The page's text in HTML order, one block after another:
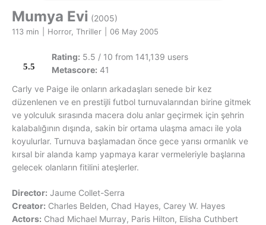
Mumya Evi (2005)
113 min Horror, Thriller 06 May 2005
5.5
Rating: 5.5 / 10 from 141,139 users
Metascore: 41
Carly ve Paige ile onların arkadaşları senede bir kez
düzenlenen ve en prestijli futbol turnuvalarından birine gitmek
ve yolculuk sırasında macera dolu anlar geçirmek için şehrin
kalabalığının dışında, sakin bir ortama ulaşma amacı ile yola
koyulurlar. Turnuva başlamadan önce gece yarısı ormanlık ve
kırsal bir alanda kamp yapmaya karar vermeleriyle başlarına
gelecek olanların fitilini ateşlerler.
Director: Jaume Collet-Serra
Creator: Charles Belden, Chad Hayes, Carey W. Hayes
Actors: Chad Michael Murray, Paris Hilton, Elisha Cuthbert